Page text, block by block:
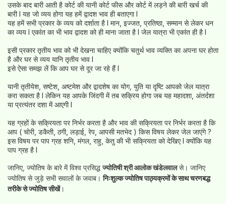
उसके बाद बारी आती है कोर्ट की यानी कोर्ट फीस और कोर्ट में लड़ने की बारी खर्च की
बारी l यह जो व्यय होगा यह हमें द्वादश भाव ही बताएगा l
यह हमें सभी प्रकार के व्यय को दर्शाता है l मान, इज्जत, प्रतिष्ठा, सम्मान से लेकर धन
का व्यय l एकांत का भी भाव द्वादश को ही माना जाता है l जेल यात्रा भी एकांत ही है l
इसी प्रकार तृतीय भाव को भी देखना चाहिए क्योंकि चतुर्थ भाव व्यक्ति का अपना घर होता
है और घर से व्यय यानि तृतीय भाव l
इसे ऐसा समझ लें कि आप घर से दूर जा रहे हैं l
यानी तृतीयेश, सष्टेश, अष्टमेश और द्वादशेष का योग, युति या दृष्टि आपको जेल यात्रा
करा सकता है l लेकिन यह आपके जिंदगी में तब सक्रिय होगा जब यह महादशा, अंतर्दशा
या प्रत्यंतर दशा में आएगी l
यह ग्रहों के सक्रियता पर निर्भर करता है और भाव की सक्रियता पर निर्भर करता है कि
आप ( चोरी, डकैती, ठगी, लड़ाई, रेप, आपसी मतभेद ) किस विषय लेकर जेल जाएंगे ?
इस विषय पर पाप ग्रह शनि, मंगल, राहु, केतु की भी सक्रियता को देखिए l क्योंकि यह
पाप ग्रह है l
जानिए, ज्योतिष के बारे में विश्व प्रसिद्धज्योतिषी श्री आलोक खंडेलवालसे। जानिए
ज्योतिष से जुड़े सभी सवालों के जवाब।निःशुल्क ज्योतिष पाठ्यक्रमों के साथ चरणबद्ध
तरीके से ज्योतिष सीखें।